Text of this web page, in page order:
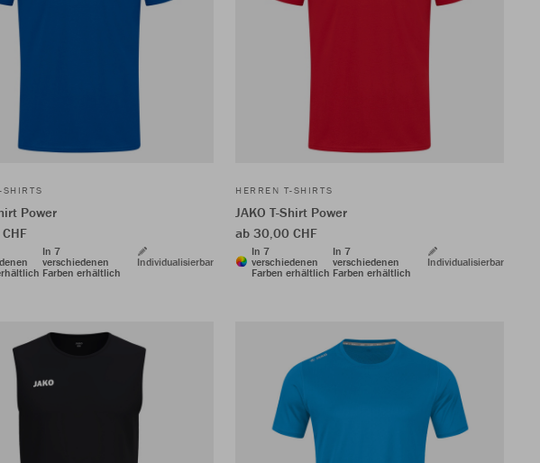
SHIRTS
Power
In 7
verschiedenen
Farben erhältlich
Individualisierbar
HERREN T-SHIRTS
JAKO T-Shirt Power
ab 30,00 CHF
In 7
verschiedenen
Farben erhältlich
In 7
verschiedenen
Farben erhältlich
Individualisierbar